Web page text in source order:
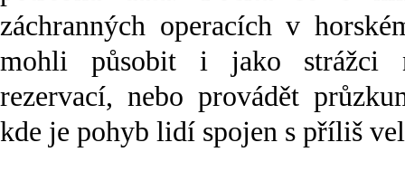
záchranných operacích v
mohli působit i jako strážci
rezervací, nebo provádět
kde je pohyb lidí spojen s příliš